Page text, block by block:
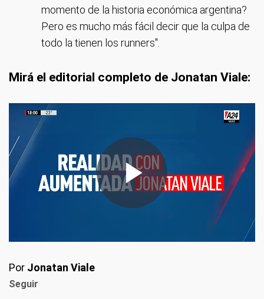
momento de la historia económica argentina?
Pero es mucho más fácil decir que la culpa de
todo la tienen los runners".
Mirá el editorial completo de Jonatan Viale:
Por Jonatan Viale
Seguir